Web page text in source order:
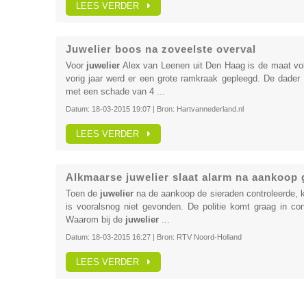
LEES VERDER
Juwelier boos na zoveelste overval
Voor juwelier Alex van Leenen uit Den Haag is de maat
vorig jaar werd er een grote ramkraak gepleegd. De
met een schade van 4 ...
Datum: 18-03-2015 19:07| Bron: Hartvannederland.nl
LEES VERDER
Alkmaarse juwelier slaat alarm na aankoop
Toen de juwelierna de aankoop de sieraden controleerde,
is vooralsnog niet gevonden. De politie komt graag in
Waarom bij de juwelier...
Datum: 18-03-2015 16:27| Bron: RTV Noord-Holland
LEES VERDER